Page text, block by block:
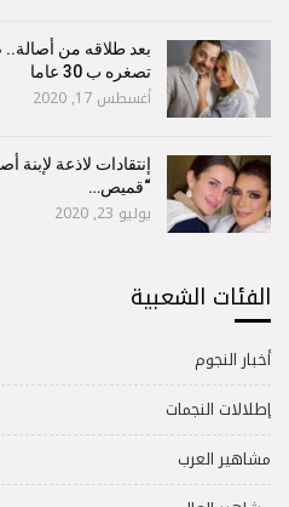
بعد طلاقه من أصالة..
تصغره ب 30 عاما
أغسطس 17, 2020
إنتقادات لاذعة
“قميص…
يوليو 23, 2020
الفئات الشعبية
أخبار النجوم
إطلالات النجمات
مشاهير العرب